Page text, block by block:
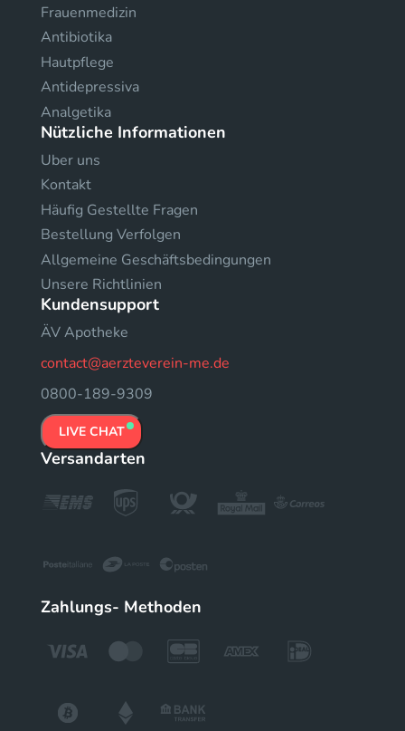
Frauenmedizin
Antibiotika
Hautpflege
Antidepressiva
Analgetika
Nützliche Informationen
Uber uns
Kontakt
Häufig Gestellte Fragen
Bestellung Verfolgen
Allgemeine Geschäftsbedingungen
Unsere Richtlinien
Kundensupport
ÄV Apotheke
contact@aerzteverein-me.de
0800-189-9309
LIVE CHAT
Versandarten
Zahlungs- Methoden